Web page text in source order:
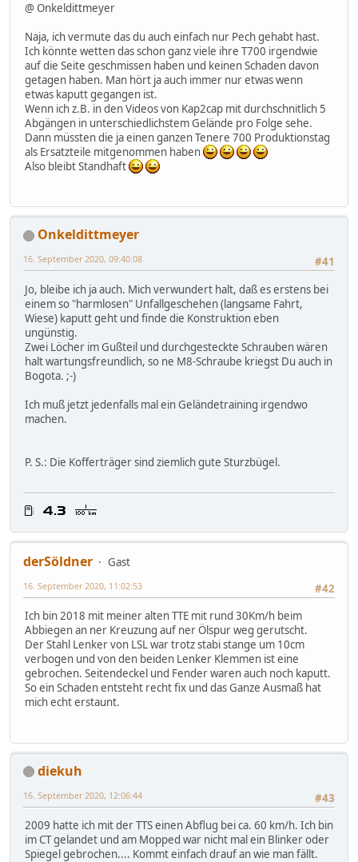
@ Onkeldittmeyer
Naja, ich vermute das du auch einfach nur Pech gehabt hast.
Ich könnte wetten das schon ganz viele ihre T700 irgendwie
auf die Seite geschmissen haben und keinen Schaden davon
getagen haben. Man hört ja auch immer nur etwas wenn
etwas kaputt gegangen ist.
Wenn ich z.B. in den Videos von Kap2cap mit durchschnitlich 5
Abgängen in unterschiedlichstem Gelände pro Folge sehe.
Dann müssten die ja einen ganzen Tenere 700 Produktionstag
als Ersatzteile mitgenommen haben
Also bleibt Standhaft
Onkeldittmeyer
#41
16. September 2020, 09:40:08
Jo, bleibe ich ja auch. Mich verwundert halt, daß es erstens bei
einem so "harmlosen" Unfallgeschehen (langsame Fahrt,
Wiese) kaputt geht und finde die Konstruktion eben
ungünstig.
Zwei Löcher im Gußteil und durchgesteckte Schrauben wären
halt wartungsfreundlich, so ne M8-Schraube kriegst Du auch in
Bogota. ;-)
Ich muß jetzt jedenfalls mal ein Geländetraining irgendwo
machen.
P. S.: Die Kofferträger sind ziemlich gute Sturzbügel.
derSöldner
Gast
#42
16. September 2020, 11:02:53
Ich bin 2018 mit meiner alten TTE mit rund 30Km/h beim
Abbiegen an ner Kreuzung auf ner Ölspur weg gerutscht.
Der Stahl Lenker von LSL war trotz stabi stange um 10cm
verbogen und von den beiden Lenker Klemmen ist eine
gebrochen. Seitendeckel und Fender waren auch noch kaputt.
So ein Schaden entsteht recht fix und das Ganze Ausmaß hat
mich echt erstaunt.
diekuh
#43
16. September 2020, 12:06:44
2009 hatte ich mit der TTS einen Abflug bei ca. 60 km/h. Ich bin
im CT gelandet und am Mopped war nicht mal ein Blinker oder
Spiegel gebrochen.... Kommt einfach drauf an wie man fällt.